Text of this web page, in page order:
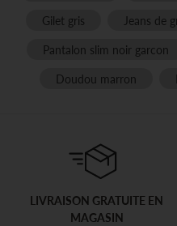
Gilet gris
Jeans de
Pantalon slim noir garcon
Doudou marron
LIVRAISON GRATUITE EN
MAGASIN